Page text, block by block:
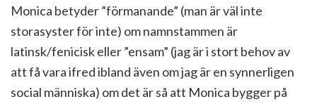
Monica betyder ”förmanande” (man är väl inte
storasyster för inte) om namnstammen är
latinsk/fenicisk eller ”ensam” (jag är i stort behov av
att få vara ifred ibland även om jag är en synnerligen
social människa) om det är så att Monica bygger på